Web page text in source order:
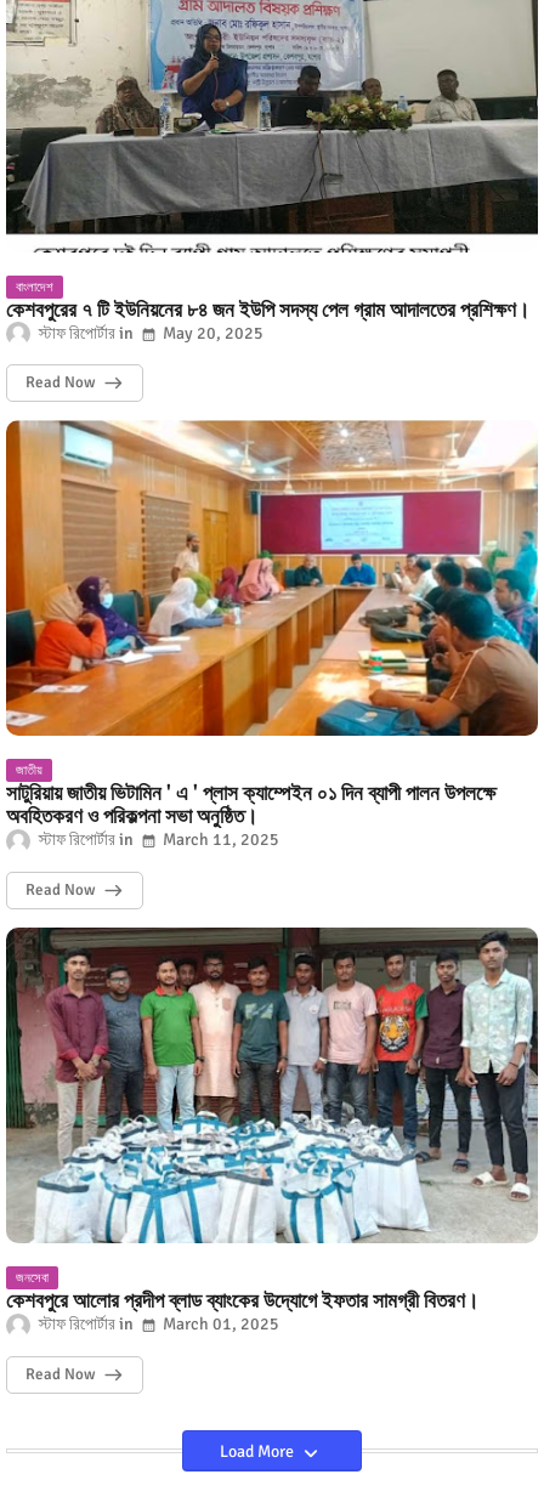
বাংলাদেশ
কেশবপুরের ৭ টি ইউনিয়নের ৮৪ জন ইউপি সদস্য পেল গ্রাম আদালতের প্রশিক্ষণ।
স্টাফ রিপোর্টার May 20, 2025
Read Now
জাতীয়
সাটুরিয়ায় জাতীয় ভিটামিন ' এ ' প্লাস ক্যাম্পেইন ০১ দিন ব্যাপী পালন উপলক্ষে
অবহিতকরণ ও পরিকল্পনা সভা অনুষ্ঠিত।
স্টাফ রিপোর্টার March 11, 2025
Read Now
জনসেবা
কেশবপুরে আলোর প্রদীপ ব্লাড ব্যাংকের উদ্যোগে ইফতার সামগ্রী বিতরণ।
স্টাফ রিপোর্টার March 01, 2025
Read Now
Load More